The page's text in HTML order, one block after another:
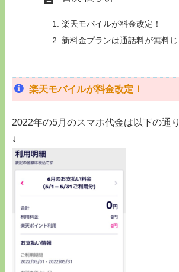
楽天モバイルが料金改定！
新料金プランは通話料が無料じ
楽天モバイルが料金改定！
2022年の5月のスマホ代金は以下の通
↓